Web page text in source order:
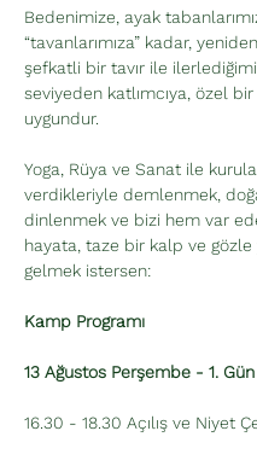
Bedenimize, ayak
“tavanlarımıza” kadar,
şefkatli bir tavır ile
seviyeden katlımcıya, özel
uygundur.
Yoga, Rüya ve Sanat ile
verdikleriyle demlenmek,
dinlenmek ve bizi hem var
hayata, taze bir kalp ve
gelmek istersen:
Kamp Programı
13 Ağustos Perşembe - 1. Gün
16.30 - 18.30 Açılış ve Niyet